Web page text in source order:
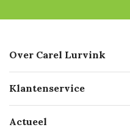
Over Carel Lurvink
Geschiedenis
Missie
Klantenservice
Bezorgen
Actueel